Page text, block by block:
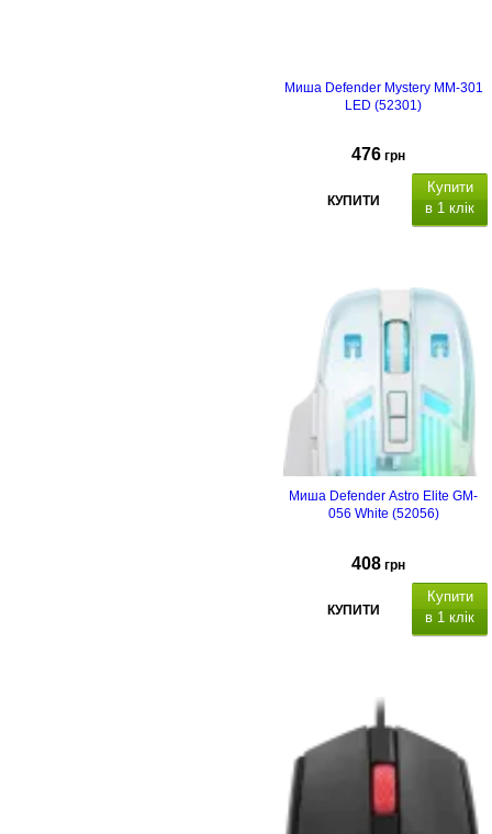
Миша Defender Mystery MM-301
LED (52301)
476 грн
КУПИТИ
Купити
в 1 клік
Миша Defender Astro Elite GM-
056 White (52056)
408 грн
КУПИТИ
Купити
в 1 клік